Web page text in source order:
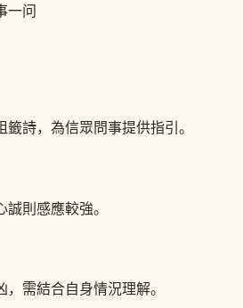
一问
詩，為信眾問事提供指引。
則感應較強。
需結合自身情況理解。